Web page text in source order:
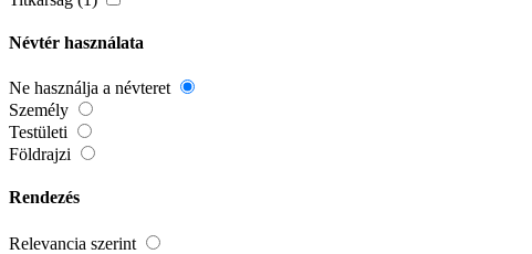
Névtér használata
Ne használja a névteret
Személy
Testületi
Földrajzi
Rendezés
Relevancia szerint